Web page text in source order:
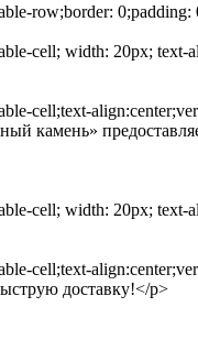
row;border: 0;padding:
cell; width: 20px; text-
cell;text-
камень»
cell; width: 20px; text-
cell;text-
доставку!</p>